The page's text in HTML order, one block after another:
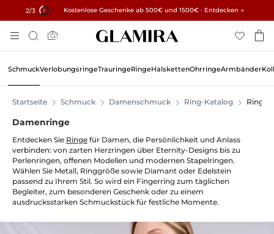
2/3 15% auf alle Bestellungen →
Kostenlose Geschenke ab 500€ und 1500€ · Entdecken →
✓ 60 Tage Rückgaberecht ✓ Kostenlose Größenanpassung
Inhalt
Springen
Suche
SchmuckVerlobungsringeTrauringeRingeHalskettenOhrringeArmbänder
Startseite Schmuck Damenschmuck Ring-Katalog Ringe
Damenringe
Entdecken Sie Ringe für Damen, die Persönlichkeit und Anlass
verbinden: von zarten Herzringen über Eternity-Designs bis zu
Perlenringen, offenen Modellen und modernen Stapelringen.
Wählen Sie Metall, Ringgröße sowie Diamant oder Edelstein
passend zu Ihrem Stil. So wird ein Fingerring zum täglichen
Begleiter, zum besonderen Geschenk oder zu einem
ausdrucksstarken Schmuckstück für festliche Momente.